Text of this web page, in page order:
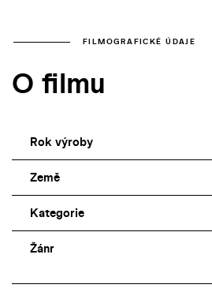
FILMOGRAFICKÉ ÚDAJE
O filmu
Rok výroby
Země
Kategorie
Žánr